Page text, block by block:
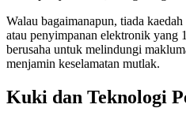
Walau bagaimanapun, tiada
atau penyimpanan elektronik yang
berusaha untuk melindungi
menjamin keselamatan mutlak.
Kuki dan Teknologi